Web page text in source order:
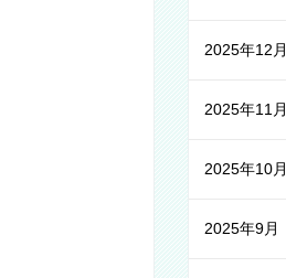
2025年12月
2025年11月
2025年10月
2025年9月